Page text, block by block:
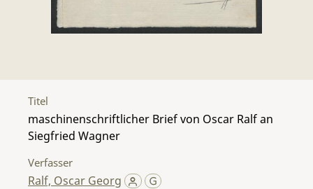
Titel
maschinenschriftlicher Brief von Oscar Ralf an
Siegfried Wagner
Verfasser
Ralf, Oscar Georg